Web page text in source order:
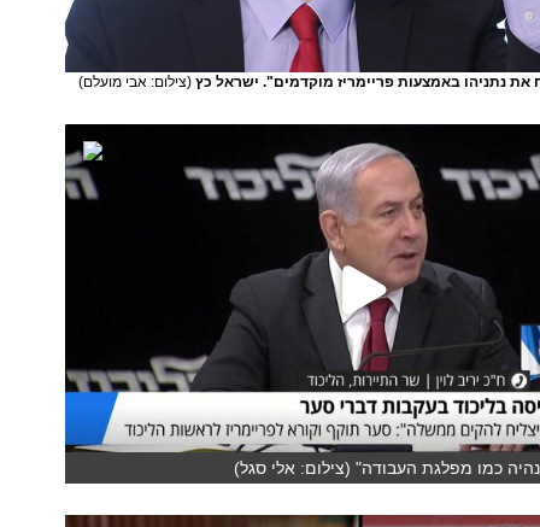
את נתניהו באמצעות פריימריז מוקדמים". ישראל כץ (צילום: אבי מועלם)
כמו מפלגת העבודה" (צילום: אלי סגל)